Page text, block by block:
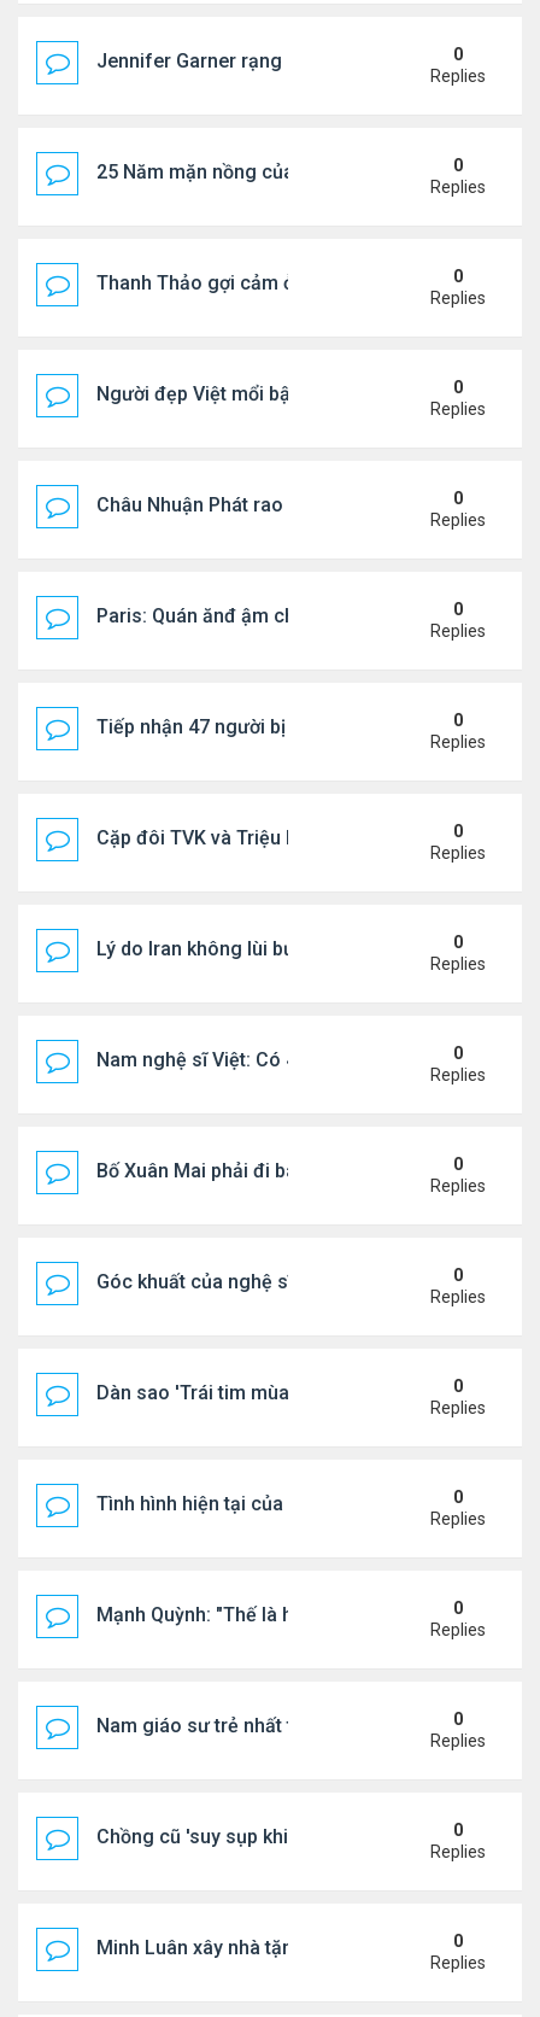
Jennifer Garner rạng rỡ bên bạn trai kém 6 tuổi
0
Replies
25 Năm mặn nồng của 'Điệp viên 007'
0
Replies
Thanh Thảo gợi cảm ở tuổi 49
0
Replies
Người đẹp Việt mổi bật giữa dàn sao châu Á
0
Replies
Châu Nhuận Phát rao bán tài sản
0
Replies
Paris: Quán ănđ ậm chất Việt đông kín khách chờ
0
Replies
Tiếp nhận 47 người bị Mỹ trục xuất, Công an
0
Replies
Cặp đôi TVK và Triệu Mẫn được yêu thích nhất
0
Replies
Lý do Iran không lùi bước trước lời đe dọa của
0
Replies
Nam nghệ sĩ Việt: Có 4 nhà ở Pháp, sống gần
0
Replies
Bố Xuân Mai phải đi bán cơm ở Mỹ
0
Replies
Góc khuất của nghệ sĩ Hoài Tâm
0
Replies
Dàn sao 'Trái tim mùa thu' sau 26 năm
0
Replies
Tình hình hiện tại của Quang Lê
0
Replies
Mạnh Quỳnh: "Thế là hết"
0
Replies
Nam giáo sư trẻ nhất thế giới ở tuổi 18
0
Replies
Chồng cũ 'suy sụp khi biết tin Nicole Kidman có
0
Replies
Minh Luân xây nhà tặng cha mẹ
0
Replies